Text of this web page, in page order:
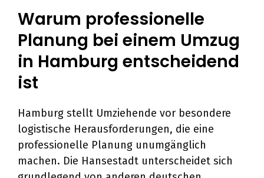
Warum professionelle
Planung bei einem Umzug
in Hamburg entscheidend
ist
Hamburg stellt Umziehende vor besondere
logistische Herausforderungen, die eine
professionelle Planung unumgänglich
machen. Die Hansestadt unterscheidet sich